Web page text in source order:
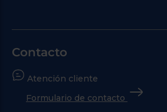
Contacto
Atención cliente
Formulario de contacto